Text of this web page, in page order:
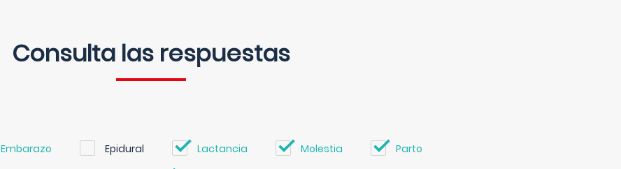
Consulta las respuestas
Embarazo Epidural Lactancia Molestia Parto